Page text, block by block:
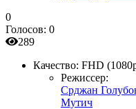
0
Голосов: 0
289
Качество: FHD
Режиссер:
Срджан
Мутич